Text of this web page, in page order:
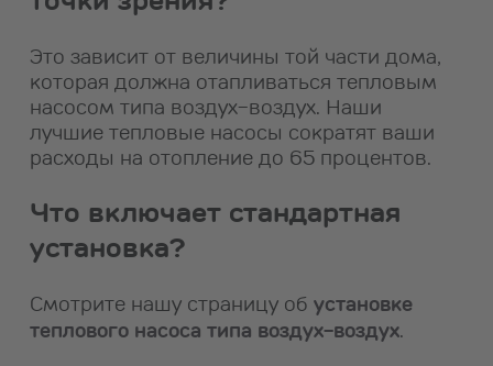
Это зависит от величины той части дома,
которая должна отапливаться тепловым
насосом типа воздух-воздух. Наши
лучшие тепловые насосы сократят ваши
расходы на отопление до 65 процентов.
Что включает стандартная
установка?
Смотрите нашу страницу об установке
теплового насоса типа воздух-воздух.